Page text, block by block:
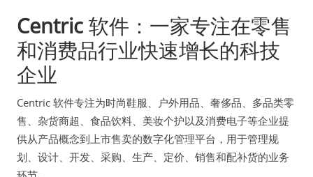
Centric 软件：一家专注在零售
和消费品行业快速增长的科技
企业
Centric 软件专注为时尚鞋服、户外用品、奢侈品、多品类零
售、杂货商超、食品饮料、美妆个护以及消费电子等企业提
供从产品概念到上市售卖的数字化管理平台，用于管理规
划、设计、开发、采购、生产、定价、销售和配补货的业务